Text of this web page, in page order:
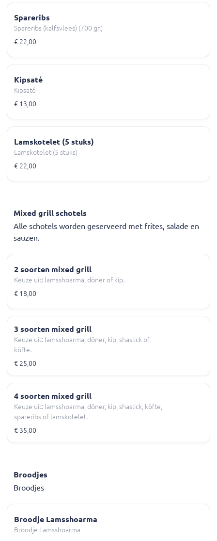
Spareribs
Spareribs (kalfsvlees) (700 gr.)
€ 22,00
Kipsaté
Kipsaté
€ 13,00
Lamskotelet (5 stuks)
Lamskotelet (5 stuks)
€ 22,00
Mixed grill schotels
Alle schotels worden geserveerd met frites, salade en
sauzen.
2 soorten mixed grill
Keuze uit: lamsshoarma, döner of kip.
€ 18,00
3 soorten mixed grill
Keuze uit: lamsshoarma, döner, kip, shaslick of
köfte.
€ 25,00
4 soorten mixed grill
Keuze uit: lamsshoarma, döner, kip, shaslick, köfte,
spareribs of lamskotelet.
€ 35,00
Broodjes
Broodjes
Broodje Lamsshoarma
Broodje Lamsshoarma